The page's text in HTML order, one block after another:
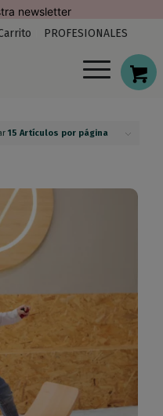
(península)
PROFESIONALES
15 Artículos por página
check